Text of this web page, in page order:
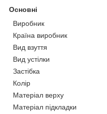
Основні
Виробник
Країна виробник
Вид взуття
Вид устілки
Застібка
Колір
Матеріал верху
Матеріал підкладки